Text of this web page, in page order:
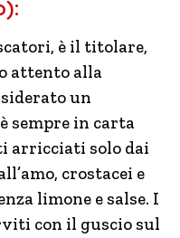
è il titolare,
attento alla
un
sempre in carta
arricciati solo dai
crostacei e
limone e salse. I
con il guscio sul